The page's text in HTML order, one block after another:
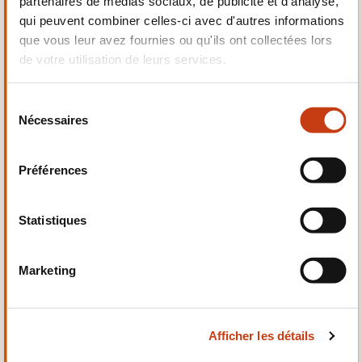
qui peuvent combiner celles-ci avec d'autres informations
que vous leur avez fournies ou qu'ils ont collectées lors
de votre utilisation de leurs services.
Nécessaires
Préférences
Statistiques
Marketing
Afficher les détails
Electrotechnique,
Automatismes